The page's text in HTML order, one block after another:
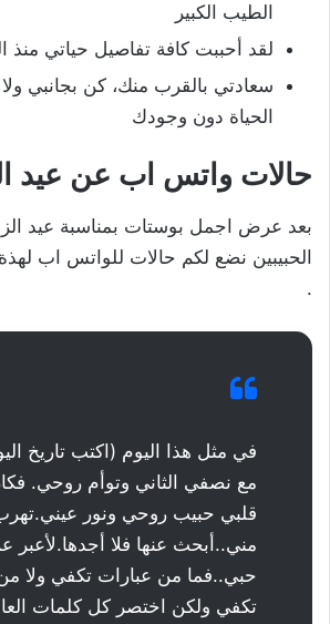
الطيب الكبير
لقد أحببت كافة تفاصيل حياتي منذ
سعادتي بالقرب منك، كن بجانبي
الحياة دون وجودك
حالات واتس اب عن عيد
بعد عرض اجمل بوستات بمناسبة عيد
الحبيبين نضع لكم حالات للواتس اب
.
في مثل هذا اليوم (اكتب تاريخ
مع نصفي الثاني وتوأم روحي.
قلبي حبيب روحي ونور
مني..أبحث عنها فلا أجدها.لأعبر
حبي..فما من عبارات تكفي ولا
تكفي ولكن اختصر كل كلمات